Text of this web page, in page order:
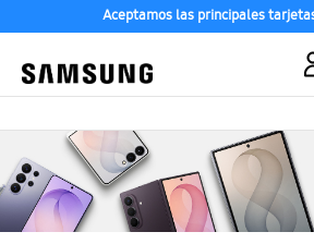
Aceptamos las principales